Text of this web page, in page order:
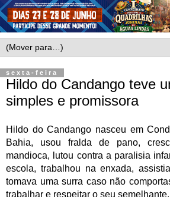
sexta-feira
Hildo do Candango teve
simples e promissora
Hildo do Candango nasceu em
Bahia, usou fralda de pano,
mandioca, lutou contra a paralisia
escola, trabalhou na enxada,
tomava uma surra caso não
trabalhar e respeitar o seu semelhante.